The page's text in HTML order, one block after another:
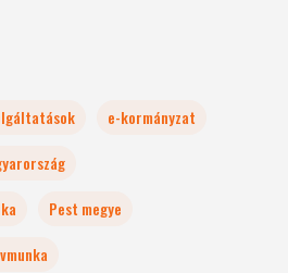
e-kormányzat
Pest megye